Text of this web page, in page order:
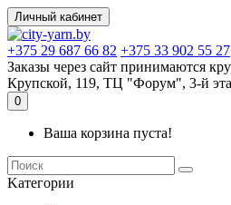
Личный кабинет
+375 29 687 66 82 +375 33 902 55 27
Заказы через сайт принимаются
Крупской, 119, ТЦ "Форум", 3-й
0
Ваша корзина пуста!
Kатегории